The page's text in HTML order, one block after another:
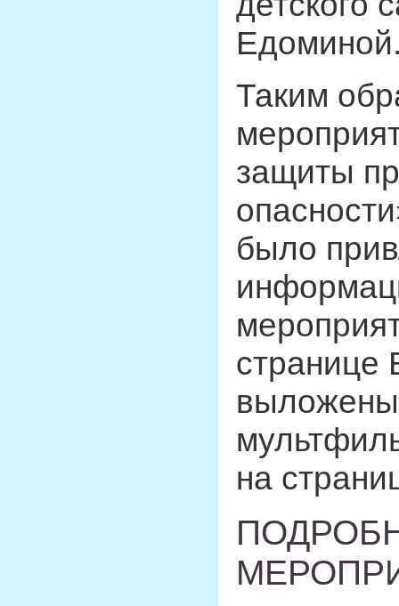
Таким
защиты
было
странице
выложены
на